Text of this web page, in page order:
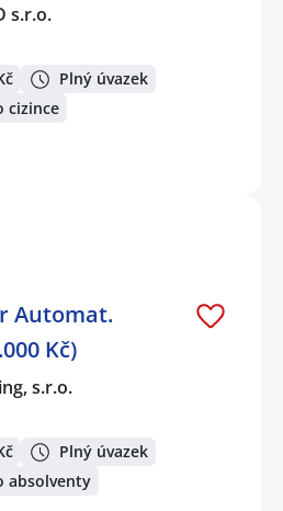
s.r.o.
Plný úvazek
cizince
Automat.
Kč)
s.r.o.
Plný úvazek
absolventy